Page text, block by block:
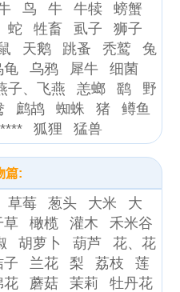
鸟 牛 牛犊
螃蟹
蛇 牲畜 虱子
狮子
天鹅 跳蚤 秃鹫
兔
龟 乌鸦 犀牛
细菌
子、飞燕 恙螂 鹞
野
鹧鸪 蜘蛛 猪
鳟鱼
狐狸 猛兽
篇:
草莓 葱头 大米
大
草 橄榄 灌木
禾米谷
胡萝卜 葫芦
花、花
子 兰花 梨 荔枝
莲
花 蘑菇 茉莉
牡丹花